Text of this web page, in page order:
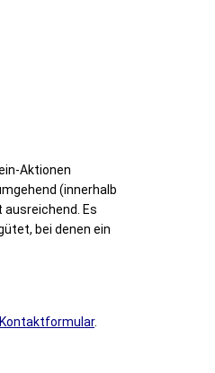
Aktionen
(innerhalb
Es
bei denen ein
Kontaktformular.